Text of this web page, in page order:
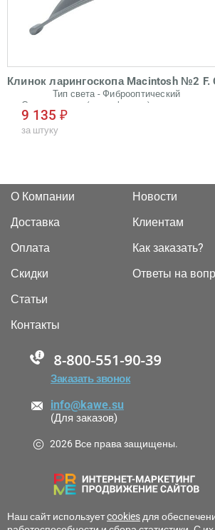
Клинок ларингоскопа Macintosh №2 F.
Тип света - Фиброоптический
Стерилизация (дезинфекция) - в автоклаве
Многократного использования
9 135 ₽
за штуку
О Компании
Доставка
Оплата
Скидки
Новости
Клиентам
Как заказать?
Ответы на
Статьи
Контакты
88005555550
Заказать звонок
info@kawe.su
(Для заказов)
2026 Все права защищены.
Наш сайт используетcookiesдля